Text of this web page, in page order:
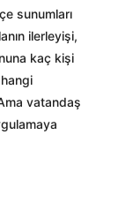
sunumları
ilerleyişi,
kaç kişi
vatandaş